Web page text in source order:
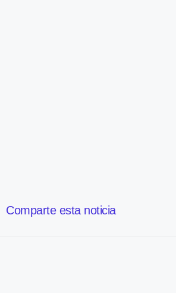
Comparte esta noticia